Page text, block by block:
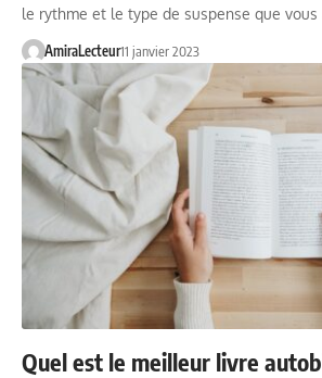
le rythme et le type de suspense que vous
AmiraLecteur11 janvier 2023
Quel est le meilleur livre